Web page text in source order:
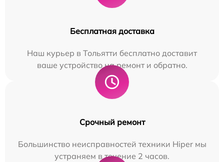
Бесплатная доставка
Наш курьер в Тольятти бесплатно доставит
ваше устройство на ремонт и обратно.
Срочный ремонт
Большинство неисправностей техники Hiper мы
устраняем в течение 2 часов.